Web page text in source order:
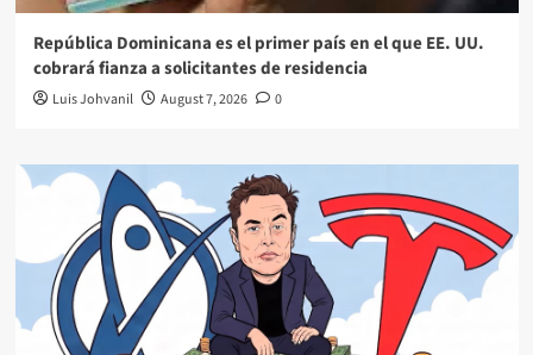
República Dominicana es el primer país en el que EE. UU.
cobrará fianza a solicitantes de residencia
Luis Johvanil August 7, 2026 0